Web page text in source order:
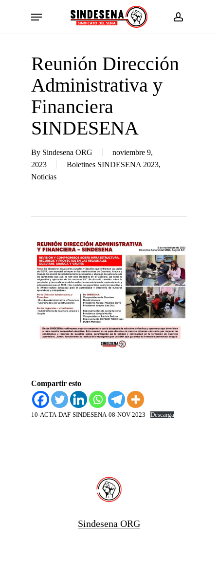
account
Menu
Reunión Dirección
Administrativa y
Financiera
SINDESENA
By Sindesena ORG
noviembre 9,
2023
Boletines SINDESENA 2023,
Noticias
Compartir esto
10-ACTA-DAF-SINDESENA-08-NOV-2023 Descarga
Sindesena ORG